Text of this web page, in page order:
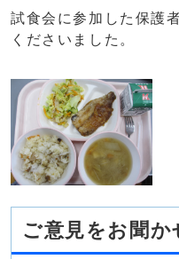
試食会に参加した保護
くださいました。
ご意見をお聞か